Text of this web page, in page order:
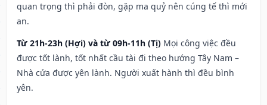
quan trọng thì phải đòn, gặp ma quỷ nên cúng tế thì mới
an.
Từ 21h-23h (Hợi) và từ 09h-11h (Tị) Mọi công việc đều
được tốt lành, tốt nhất cầu tài đi theo hướng Tây Nam –
Nhà cửa được yên lành. Người xuất hành thì đều bình
yên.